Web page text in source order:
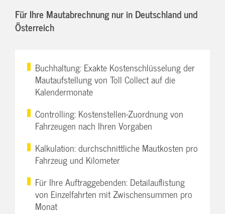
Für Ihre Mautabrechnung nur in Deutschland und
Österreich
Buchhaltung: Exakte Kostenschlüsselung der
Mautaufstellung von Toll Collect auf die
Kalendermonate
Controlling: Kostenstellen-Zuordnung von
Fahrzeugen nach Ihren Vorgaben
Kalkulation: durchschnittliche Mautkosten pro
Fahrzeug und Kilometer
Für Ihre Auftraggebenden: Detailauflistung
von Einzelfahrten mit Zwischensummen pro
Monat